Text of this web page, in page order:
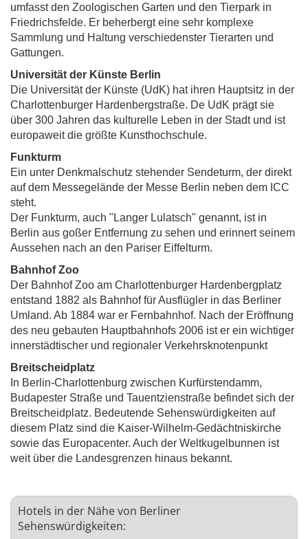
umfasst den Zoologischen Garten und den Tierpark in
Friedrichsfelde. Er beherbergt eine sehr komplexe
Sammlung und Haltung verschiedenster Tierarten und
Gattungen.
Universität der Künste Berlin
Die Universität der Künste (UdK) hat ihren Hauptsitz in der
Charlottenburger Hardenbergstraße. De UdK prägt sie
über 300 Jahren das kulturelle Leben in der Stadt und ist
europaweit die größte Kunsthochschule.
Funkturm
Ein unter Denkmalschutz stehender Sendeturm, der direkt
auf dem Messegelände der Messe Berlin neben dem ICC
steht.
Der Funkturm, auch "Langer Lulatsch" genannt, ist in
Berlin aus goßer Entfernung zu sehen und erinnert seinem
Aussehen nach an den Pariser Eiffelturm.
Bahnhof Zoo
Der Bahnhof Zoo am Charlottenburger Hardenbergplatz
entstand 1882 als Bahnhof für Ausflügler in das Berliner
Umland. Ab 1884 war er Fernbahnhof. Nach der Eröffnung
des neu gebauten Hauptbahnhofs 2006 ist er ein wichtiger
innerstädtischer und regionaler Verkehrsknotenpunkt
Breitscheidplatz
In Berlin-Charlottenburg zwischen Kurfürstendamm,
Budapester Straße und Tauentzienstraße befindet sich der
Breitscheidplatz. Bedeutende Sehenswürdigkeiten auf
diesem Platz sind die Kaiser-Wilhelm-Gedächtniskirche
sowie das Europacenter. Auch der Weltkugelbunnen ist
weit über die Landesgrenzen hinaus bekannt.
Hotels in der Nähe von Berliner
Sehenswürdigkeiten: